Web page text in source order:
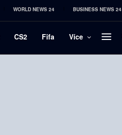
WORLD NEWS 24 BUSINESS NEWS 24
CS2 Fifa Více